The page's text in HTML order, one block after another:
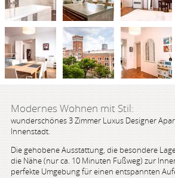
Modernes Wohnen mit Stil:
wunderschönes 3 Zimmer Luxus Designer
Innenstadt.
Die gehobene Ausstattung, die besondere
die Nähe (nur ca. 10 Minuten Fußweg) zur
perfekte Umgebung für einen entspannten